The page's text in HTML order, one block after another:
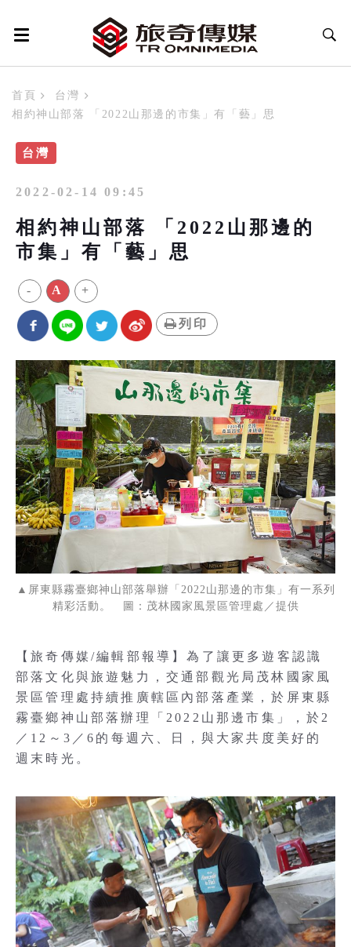
首頁
台灣
相約神山部落 「2022山那邊的市集」有「藝」思
台灣
2022-02-14 09:45
相約神山部落 「2022山那邊的
市集」有「藝」思
- A +
列印
▲屏東縣霧臺鄉神山部落舉辦「2022山那邊的市集」有一系列
精彩活動。 圖：茂林國家風景區管理處／提供
【旅奇傳媒/編輯部報導】為了讓更多遊客認識
部落文化與旅遊魅力，交通部觀光局茂林國家風
景區管理處持續推廣轄區內部落產業，於屏東縣
霧臺鄉神山部落辦理「2022山那邊市集」，於2
／12～3／6的每週六、日，與大家共度美好的
週末時光。